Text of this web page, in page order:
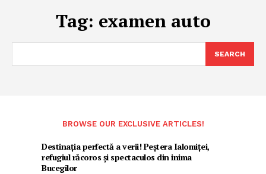
Tag: examen auto
SEARCH
BROWSE OUR EXCLUSIVE ARTICLES!
Destinația perfectă a verii! Peștera Ialomiței,
refugiul răcoros și spectaculos din inima
Bucegilor